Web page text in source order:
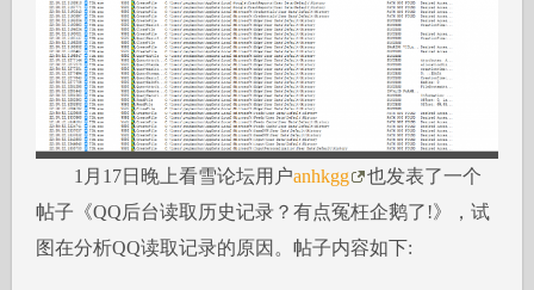
1月17日晚上看雪论坛用户anhkgg
也发表了一个
帖子《QQ后台读取历史记录？有点冤枉企鹅了!》，试
图在分析QQ读取记录的原因。帖子内容如下: